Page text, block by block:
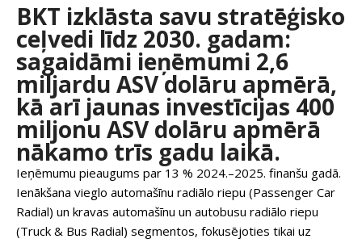
BKT izklāsta savu stratēģisko
ceļvedi līdz 2030. gadam:
sagaidāmi ieņēmumi 2,6
miljardu ASV dolāru apmērā,
kā arī jaunas investīcijas 400
miljonu ASV dolāru apmērā
nākamo trīs gadu laikā.
Ieņēmumu pieaugums par 13 % 2024.–2025. finanšu gadā.
Ienākšana vieglo automašīnu radiālo riepu (Passenger Car
Radial) un kravas automašīnu un autobusu radiālo riepu
(Truck & Bus Radial) segmentos, fokusējoties tikai uz